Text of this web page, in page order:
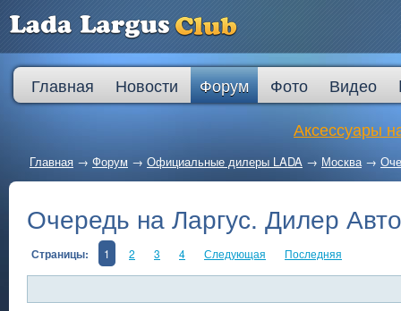
Главная Новости Форум Фото Видео
Аксессуары
Главная → Форум → Официальные дилеры LADA → Москва→
Очередь на Ларгус. Дилер
Страницы: 1 2 3 4 Следующая Последняя